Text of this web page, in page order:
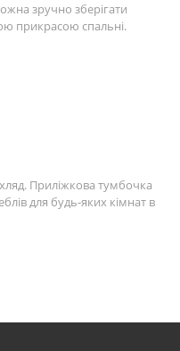
зручно зберігати
прикрасою спальні.
Приліжкова тумбочка
для будь-яких кімнат в